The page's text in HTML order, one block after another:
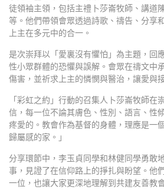
徒領袖主領，包括主禮卜莎崙牧師、講道
等。他們帶領會眾透過詩歌、禱告、分享
上主在多元中的合一。
是次崇拜以「愛裏沒有懼怕」為主題，回
性小眾群體的恐懼與誤解。會眾在禱文中
傷害，並祈求上主的憐憫與醫治，讓愛與
「彩虹之約」行動的召集人卜莎崙牧師在
信，每一位不論其膚色、性別、語言、性
疼愛的。教會作為基督的身體，理應是一
歸屬感的家。」
分享環節中，李玉貞同學和林健同學勇敢
事，見證了在信仰路上的掙扎與盼望。他
一位，也讓大家更深地理解到共建友善教